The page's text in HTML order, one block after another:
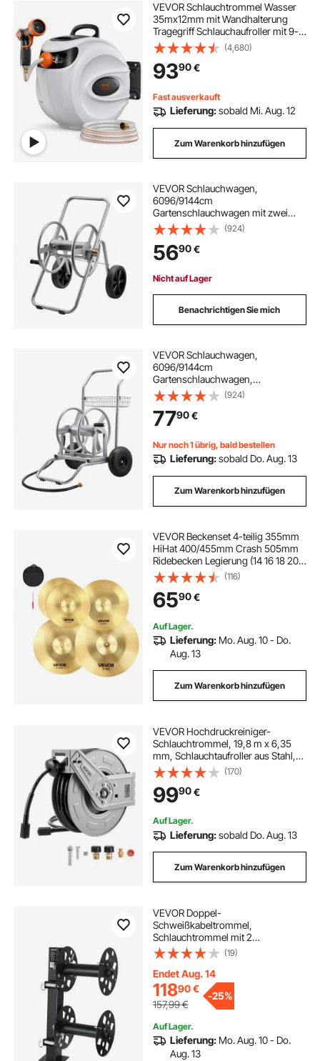
VEVOR Schlauchtrommel Wasser
35mx12mm mit Wandhalterung
Tragegriff Schlauchaufroller mit 9-
Muster-Sprühdüse &
Gartenschlauch 180° Schwenkbar
Wand-Schlauchbox mit Aufroll-
Automatik Gießen Autowaschen
(4,680)
9390€
Fast ausverkauft
Lieferung:sobald Mi. Aug. 12
Zum Warenkorb hinzufügen
VEVOR Schlauchwagen,
6096/9144cm
Gartenschlauchwagen mit zwei
PU-Rädern, Griff & robustem
Netzkorb, Schlauchaufroller,
fahrbare Schlauchtrommel für
Gartenbewässerung, Autowäsche,
530x650x740mm
(924)
5690€
Nicht auf Lager
Benachrichtigen Sie mich
VEVOR Schlauchwagen,
6096/9144cm
Gartenschlauchwagen,
Schlauchtrommel mit zwei Rädern,
Griff & Aufbewahrungskorb,
Schlauchaufroller mit doppeltem
Verwendungszweck für Garten,
Auto 675x610x900mm
(924)
7790€
Nur noch 1 übrig, bald bestellen
Lieferung:sobald Do. Aug. 13
Zum Warenkorb hinzufügen
VEVOR Beckenset 4-teilig 355mm
HiHat 400/455mm Crash 505mm
Ridebecken Legierung (14 16 18 20
inch)
(116)
6590€
Auf Lager.
Lieferung: Mo. Aug. 10 - Do.
Aug. 13
Zum Warenkorb hinzufügen
VEVOR Hochdruckreiniger-
Schlauchtrommel, 19,8 m x 6,35
mm, Schlauchtaufroller aus Stahl,
220 bar max., automatisches
Aufrollen, flexible
Wand-/Bodenmontage für
Autowäsche, Garten,
Bodenreinigung
(170)
9990€
Auf Lager.
Lieferung:sobald Do. Aug. 13
Zum Warenkorb hinzufügen
VEVOR Doppel-
Schweißkabeltrommel,
Schlauchtrommel mit 2
Leertrommel für 38,1m 70mm² /
45,7m 50mm² Schweißkabel,
Manuelle Doppelschweißkabelrolle
aus Stahl mit Sicherungsstift für
Industrie Werkstatt
(19)
Endet Aug. 14
11890€
157,99€
-25%
Auf Lager.
Lieferung: Mo. Aug. 10 - Do.
Aug. 13